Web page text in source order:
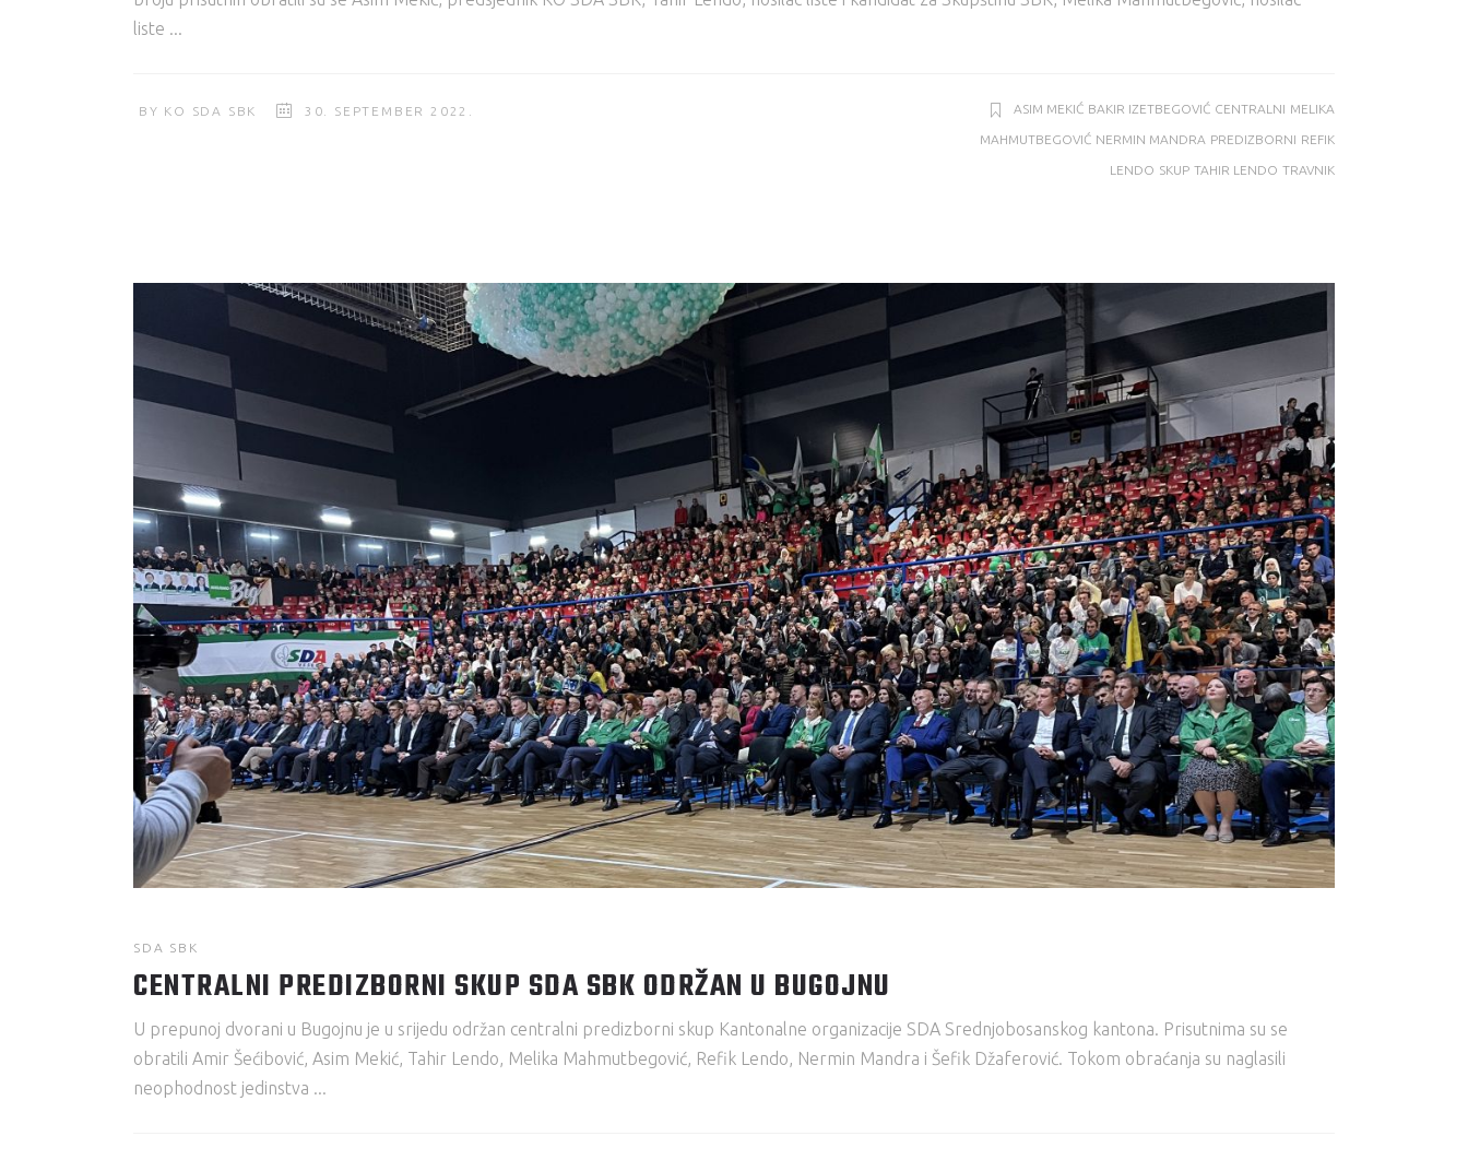
liste
BY KO SDA SBK 30. SEPTEMBER 2022. ASIM MEKIĆ BAKIR IZETBEGOVIĆ CENTRALNI MELIKA
MAHMUTBEGOVIĆ NERMIN MANDRA PREDIZBORNI REFIK
LENDO SKUP TAHIR LENDO TRAVNIK
SDA SBK
CENTRALNI PREDIZBORNI SKUP SDA SBK ODRŽAN U BUGOJNU
U prepunoj dvorani u Bugojnu je u srijedu održan centralni predizborni skup Kantonalne organizacije SDA Srednjobosanskog kantona. Prisutnima su se
obratili Amir Šećibović, Asim Mekić, Tahir Lendo, Melika Mahmutbegović, Refik Lendo, Nermin Mandra i Šefik Džaferović. Tokom obraćanja su naglasili
neophodnost jedinstva